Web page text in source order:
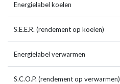
Energielabel koelen
S.E.E.R. (rendement op koelen)
Energielabel verwarmen
S.C.O.P. (rendement op verwarmen)